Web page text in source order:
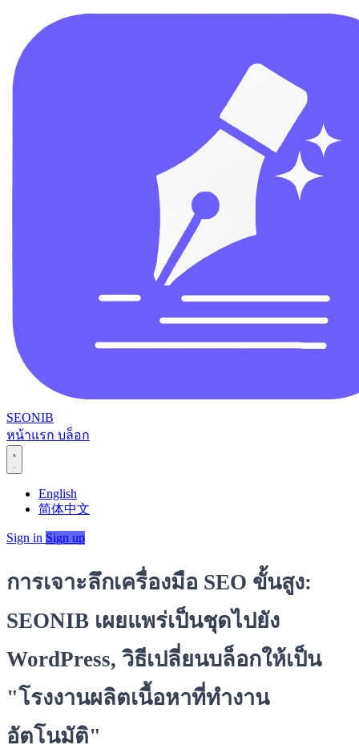
SEONIB
หน้าแรก บล็อก
English
简体中文
Sign in Sign up
การเจาะลึกเครื่องมือ SEO ขั้นสูง:
SEONIB เผยแพร่เป็นชุดไปยัง
WordPress, วิธีเปลี่ยนบล็อกให้เป็น
"โรงงานผลิตเนื้อหาที่ทำงาน
อัตโนมัติ"